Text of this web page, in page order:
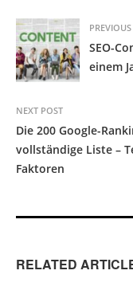
SEO-
einem
NEXT POST
Die 200 Google-
vollständige Liste –
Faktoren
RELATED